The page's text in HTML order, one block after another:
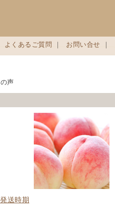
よくあるご質問 ｜ お問い合せ ｜
声
送時期